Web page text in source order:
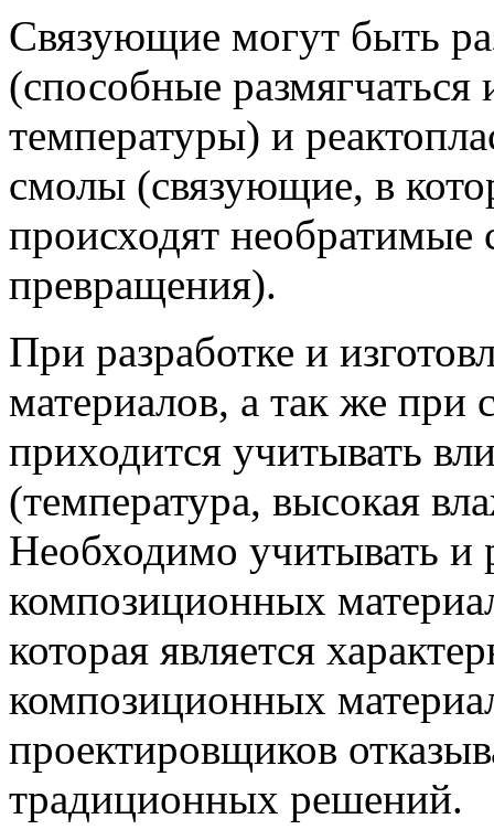
Связующие могут быть
(способные размягчаться
температуры) и
смолы (связующие, в
происходят необратимые
превращения).
При разработке и
материалов, а так же при
приходится учитывать
(температура, высокая
Необходимо учитывать и
композиционных
которая является
композиционных
проектировщиков
традиционных решений.